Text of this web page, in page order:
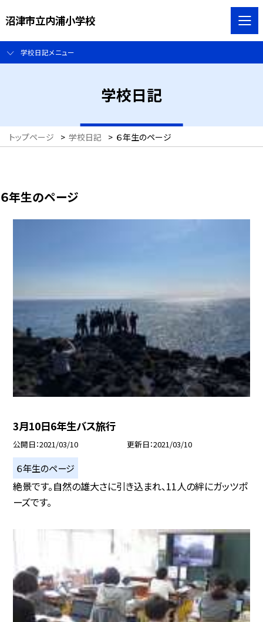
沼津市立内浦小学校
学校日記メニュー
学校日記
トップページ > 学校日記 > ６年生のページ
６年生のページ
3月10日6年生バス旅行
公開日 2021/03/10 更新日 2021/03/10
６年生のページ
絶景です。自然の雄大さに引き込まれ、11人の絆にガッツポ
ーズです。